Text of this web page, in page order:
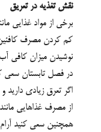
نقش تغذيه در تعريق
برخي از مواد غذايي
کم کردن مصرف کافئين
نوشيدن ميزان کافي
در فصل تابستان سعي
اگر تعرق زيادي
از مصرف غذاهايي
همچنين سعي کنيد